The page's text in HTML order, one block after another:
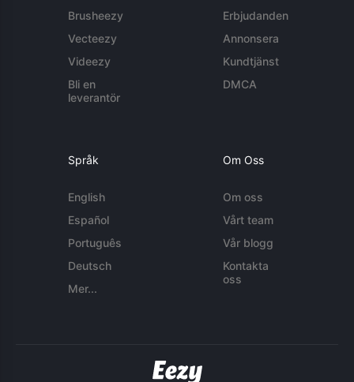
Brusheezy
Vecteezy
Videezy
Bli en
leverantör
Erbjudanden
Annonsera
Kundtjänst
DMCA
Språk
English
Español
Português
Deutsch
Mer...
Om Oss
Om oss
Vårt team
Vår blogg
Kontakta
oss